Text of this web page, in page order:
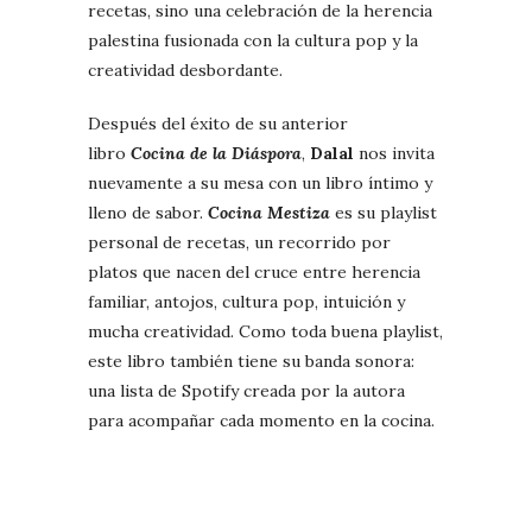
recetas, sino una celebración de la herencia
palestina fusionada con la cultura pop y la
creatividad desbordante.
Después del éxito de su anterior
libro Cocina de la Diáspora, Dalal nos invita
nuevamente a su mesa con un libro íntimo y
lleno de sabor. Cocina Mestiza es su playlist
personal de recetas, un recorrido por
platos que nacen del cruce entre herencia
familiar, antojos, cultura pop, intuición y
mucha creatividad. Como toda buena playlist,
este libro también tiene su banda sonora:
una lista de Spotify creada por la autora
para acompañar cada momento en la cocina.